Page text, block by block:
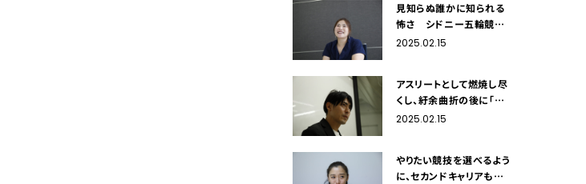
見知らぬ誰かに知られる
怖さ シドニー五輪競泳
銀メダリスト・田島寧子
2025.02.15
アスリートとして燃焼し尽
くし、紆余曲折の後に「ス
プリントコーチ」に辿り着
2025.02.15
やりたい競技を選べるよう
に、セカンドキャリアも自